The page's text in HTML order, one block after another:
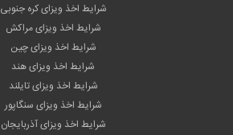
شرایط اخذ ویزای کره جنوبی
شرایط اخذ ویزای مراکش
شرایط اخذ ویزای چین
شرایط اخذ ویزای هند
شرایط اخذ ویزای تایلند
شرایط اخذ ویزای سنگاپور
شرایط اخذ ویزای آذربایجان